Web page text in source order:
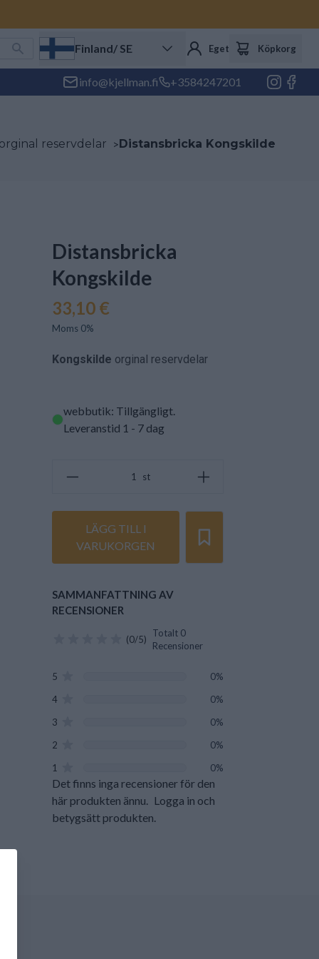
Finland/ SE Eget konto Köpkorg
info@kjellman.fi +3584247201
reservdelar >Distansbricka Kongskilde
Distansbricka
Kongskilde
33,10 €
Moms 0%
Kongskilde orginal reservdelar
webbutik: Tillgängligt.
Leveranstid 1 - 7 dag
st
LÄGG TILL I
VARUKORGEN
SAMMANFATTNING AV
RECENSIONER
(0/5)
Totalt 0
Recensioner
5
0%
4
0%
3
0%
2
0%
1
0%
Det finns inga recensioner för den
här produkten ännu. Logga in och
betygsätt produkten.